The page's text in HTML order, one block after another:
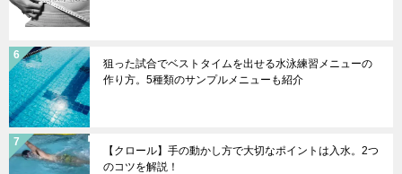
狙った試合でベストタイムを出せる水泳練習メニューの
作り方。5種類のサンプルメニューも紹介
【クロール】手の動かし方で大切なポイントは入水。2つ
のコツを解説！